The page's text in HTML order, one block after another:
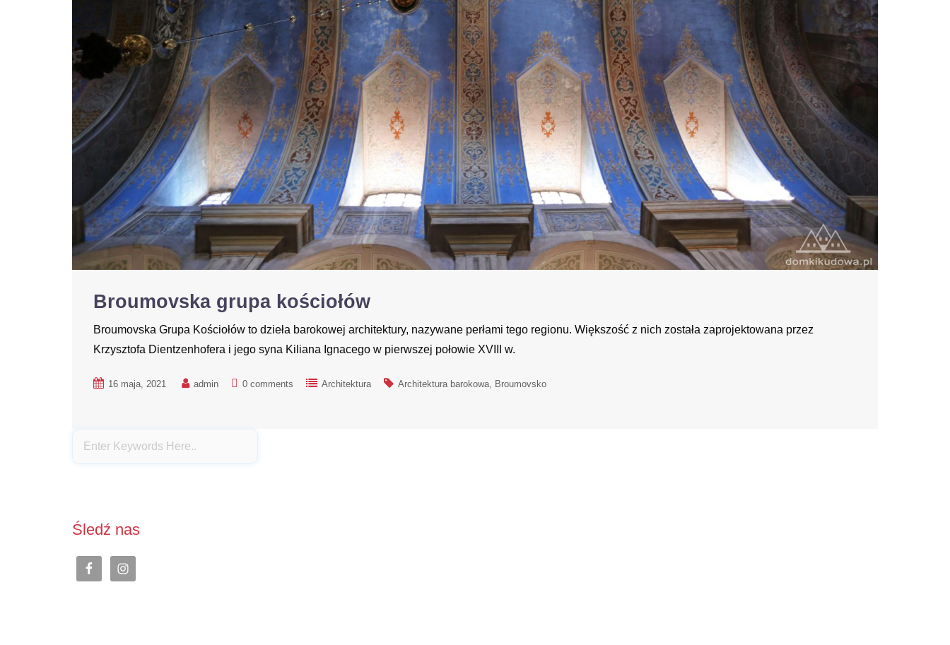
Broumovska grupa kościołów
Broumovska Grupa Kościołów to dzieła barokowej architektury, nazywane perłami tego regionu. Większość z nich została zaprojektowana przez
Krzysztofa Dientzenhofera i jego syna Kiliana Ignacego w pierwszej połowie XVIII w.
16 maja, 2021 admin 0 comments Architektura Architektura barokowa Broumovsko
Śledź nas